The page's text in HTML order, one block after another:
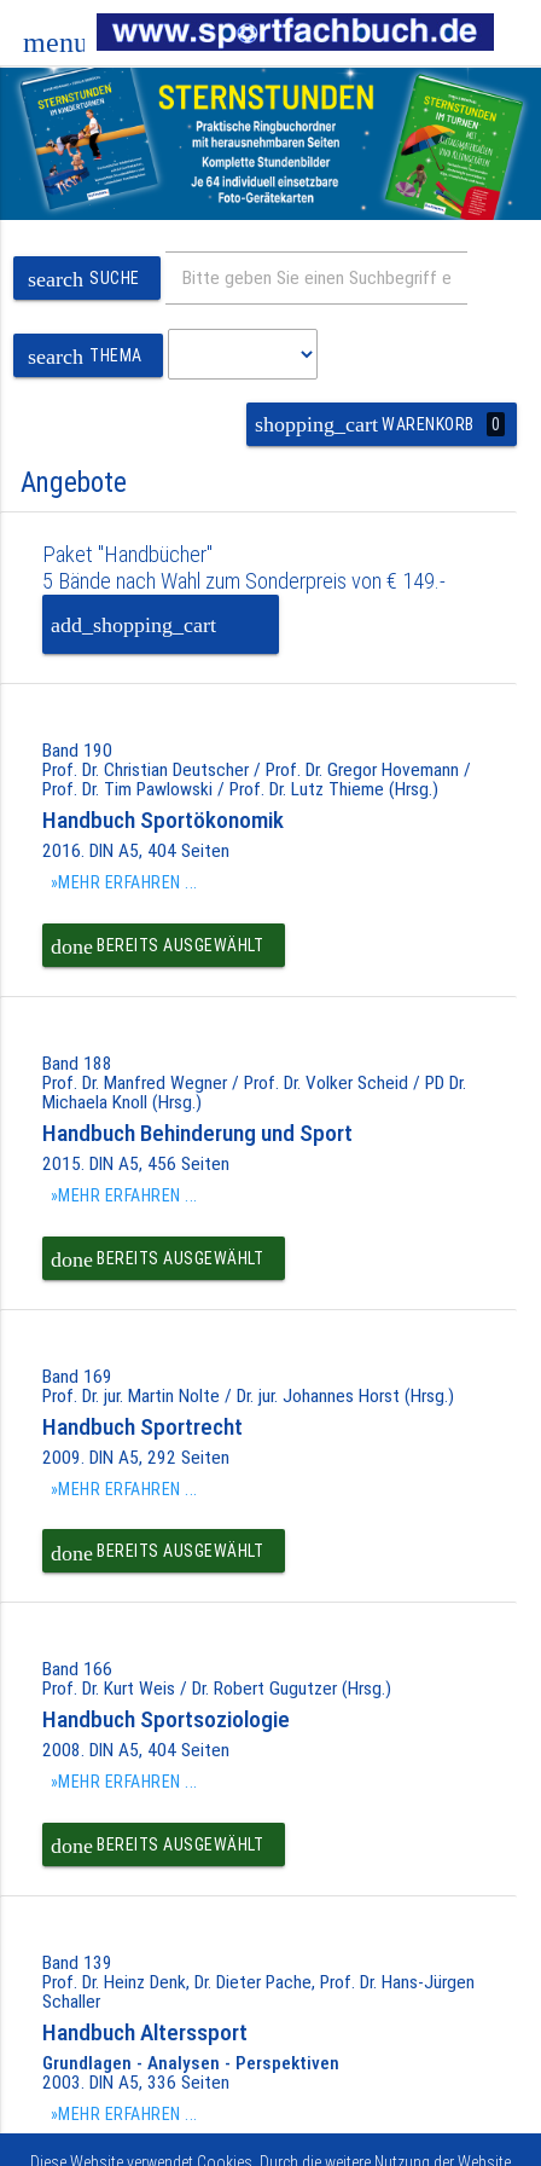
menu
search SUCHE
search THEMA
shopping_cartWARENKORB 0
Angebote
Paket "Handbücher"
5 Bände nach Wahl zum Sonderpreis von € 149.-
add_shopping_cart
Band 190
Prof. Dr. Christian Deutscher / Prof. Dr. Gregor Hovemann /
Prof. Dr. Tim Pawlowski / Prof. Dr. Lutz Thieme (Hrsg.)
Handbuch Sportökonomik
2016. DIN A5, 404 Seiten
»MEHR ERFAHREN ...
doneBEREITS AUSGEWÄHLT
Band 188
Prof. Dr. Manfred Wegner / Prof. Dr. Volker Scheid / PD Dr.
Michaela Knoll (Hrsg.)
Handbuch Behinderung und Sport
2015. DIN A5, 456 Seiten
»MEHR ERFAHREN ...
doneBEREITS AUSGEWÄHLT
Band 169
Prof. Dr. jur. Martin Nolte / Dr. jur. Johannes Horst (Hrsg.)
Handbuch Sportrecht
2009. DIN A5, 292 Seiten
»MEHR ERFAHREN ...
doneBEREITS AUSGEWÄHLT
Band 166
Prof. Dr. Kurt Weis / Dr. Robert Gugutzer (Hrsg.)
Handbuch Sportsoziologie
2008. DIN A5, 404 Seiten
»MEHR ERFAHREN ...
doneBEREITS AUSGEWÄHLT
Band 139
Prof. Dr. Heinz Denk, Dr. Dieter Pache, Prof. Dr. Hans-Jürgen
Schaller
Handbuch Alterssport
Grundlagen - Analysen - Perspektiven
2003. DIN A5, 336 Seiten
»MEHR ERFAHREN ...